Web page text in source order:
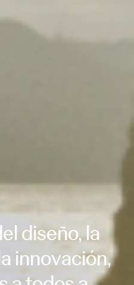
diseño, la
innovación,